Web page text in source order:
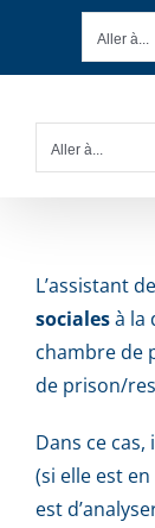
contenu
Aller à...
Aller à...
L’assistant
socialesà la
chambre de
de prison/
Dans ce
(si elle est
est